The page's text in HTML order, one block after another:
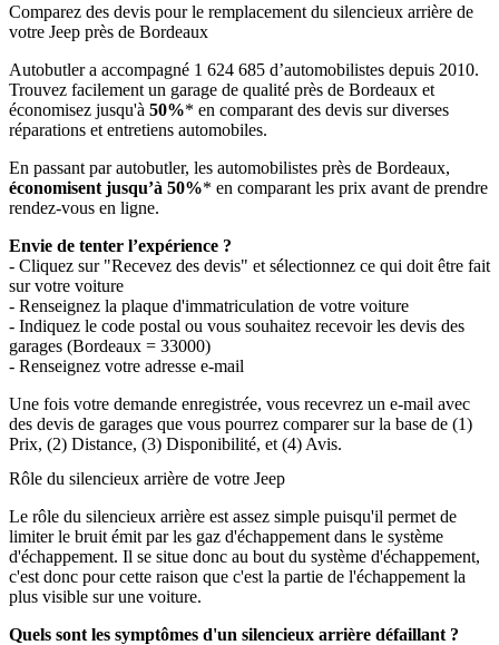
Comparez des devis pour le remplacement du silencieux arrière de
votre Jeep près de Bordeaux
Autobutler a accompagné 1 624 685 d’automobilistes depuis 2010.
Trouvez facilement un garage de qualité près de Bordeaux et
économisez jusqu'à 50%* en comparant des devis sur diverses
réparations et entretiens automobiles.
En passant par autobutler, les automobilistes près de Bordeaux,
économisent jusqu’à 50%* en comparant les prix avant de prendre
rendez-vous en ligne.
Envie de tenter l’expérience ?
- Cliquez sur "Recevez des devis" et sélectionnez ce qui doit être fait
sur votre voiture
- Renseignez la plaque d'immatriculation de votre voiture
- Indiquez le code postal ou vous souhaitez recevoir les devis des
garages (Bordeaux = 33000)
- Renseignez votre adresse e-mail
Une fois votre demande enregistrée, vous recevrez un e-mail avec
des devis de garages que vous pourrez comparer sur la base de (1)
Prix, (2) Distance, (3) Disponibilité, et (4) Avis.
Rôle du silencieux arrière de votre Jeep
Le rôle du silencieux arrière est assez simple puisqu'il permet de
limiter le bruit émit par les gaz d'échappement dans le système
d'échappement. Il se situe donc au bout du système d'échappement,
c'est donc pour cette raison que c'est la partie de l'échappement la
plus visible sur une voiture.
Quels sont les symptômes d'un silencieux arrière défaillant ?